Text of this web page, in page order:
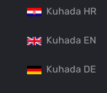
Kuhada HR
Kuhada EN
Kuhada DE